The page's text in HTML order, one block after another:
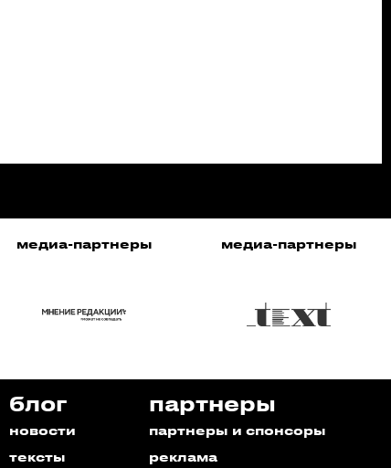
медиа-партнеры медиа-партнеры
блог
новости
тексты
партнеры
партнеры и спонсоры
реклама